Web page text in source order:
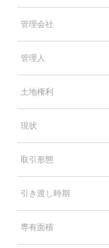
管理会社
管理人
土地権利
現状
取引形態
引き渡し時期
専有面積